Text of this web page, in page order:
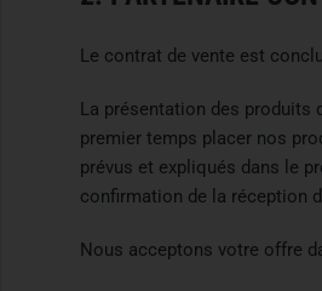
Le contrat de vente est
La présentation des produits
premier temps placer nos
prévus et expliqués dans le
confirmation de la réception
Nous acceptons votre offre